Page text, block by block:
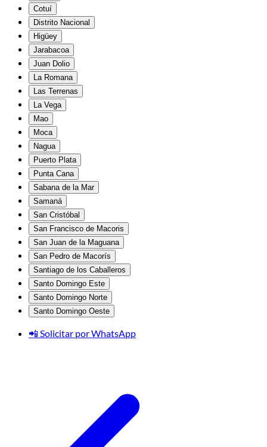
Cotuí
Distrito Nacional
Higüey
Jarabacoa
Juan Dolio
La Romana
Las Terrenas
La Vega
Mao
Moca
Nagua
Puerto Plata
Punta Cana
Sabana de la Mar
Samaná
San Cristóbal
San Francisco de Macoris
San Juan de la Maguana
San Pedro de Macorís
Santiago de los Caballeros
Santo Domingo Este
Santo Domingo Norte
Santo Domingo Oeste
📲 Solicitar por WhatsApp